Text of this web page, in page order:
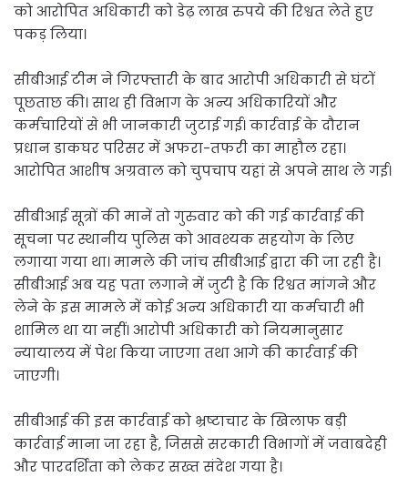
को आरोपित अधिकारी को डेढ़ लाख रुपये की रिश्वत लेते हुए
पकड़ लिया।
सीबीआई टीम ने गिरफ्तारी के बाद आरोपी अधिकारी से घंटों
पूछताछ की। साथ ही विभाग के अन्य अधिकारियों और
कर्मचारियों से भी जानकारी जुटाई गई। कार्रवाई के दौरान
प्रधान डाकघर परिसर में अफरा-तफरी का माहौल रहा।
आरोपित आशीष अग्रवाल को चुपचाप यहां से अपने साथ ले गई।
सीबीआई सूत्रों की मानें तो गुरुवार को की गई कार्रवाई की
सूचना पर स्थानीय पुलिस को आवश्यक सहयोग के लिए
लगाया गया था। मामले की जांच सीबीआई द्वारा की जा रही है।
सीबीआई अब यह पता लगाने में जुटी है कि रिश्वत मांगने और
लेने के इस मामले में कोई अन्य अधिकारी या कर्मचारी भी
शामिल था या नहीं। आरोपी अधिकारी को नियमानुसार
न्यायालय में पेश किया जाएगा तथा आगे की कार्रवाई की
जाएगी।
सीबीआई की इस कार्रवाई को भ्रष्टाचार के खिलाफ बड़ी
कार्रवाई माना जा रहा है, जिससे सरकारी विभागों में जवाबदेही
और पारदर्शिता को लेकर सख्त संदेश गया है।